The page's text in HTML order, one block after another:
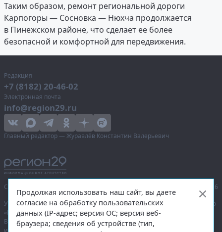
Таким образом, ремонт региональной дороги
Карпогоры — Сосновка — Нюхча продолжается
в Пинежском районе, что сделает ее более
безопасной и комфортной для передвижения.
Редакция
+7 (8182) 20-46-02
Электронная почта
info@region29.ru
Главный редактор — Журавлёв Константин Валерьевич
Сетевое издание «Информационное агентство Регион 29»,
© 2016–2026
Учредитель — общество с ограниченной ответственностью «Агентство
«Правда Севера».
Выписка из реестра зарегистрированных средств массовой
Продолжая использовать наш сайт, вы даете
согласие на обработку пользовательских
данных (IP-адрес; версия ОС; версия веб-
браузера; сведения об устройстве (тип,